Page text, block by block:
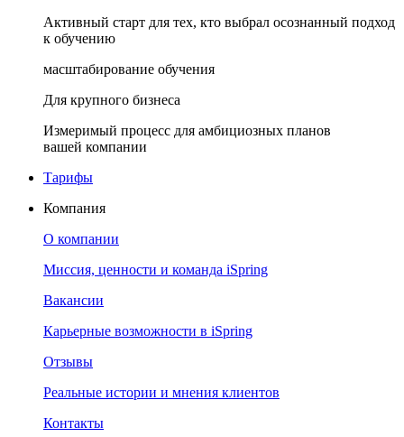
Активный старт для тех, кто выбрал осознанный подход
к обучению
масштабирование обучения
Для крупного бизнеса
Измеримый процесс для амбициозных планов
вашей компании
Тарифы
Компания
О компании
Миссия, ценности и команда iSpring
Вакансии
Карьерные возможности в iSpring
Отзывы
Реальные истории и мнения клиентов
Контакты